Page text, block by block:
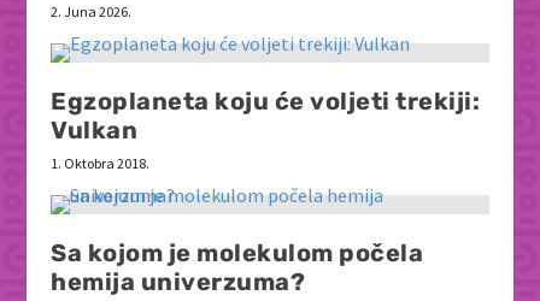
2. Juna 2026.
Egzoplaneta koju će voljeti trekiji:
Vulkan
1. Oktobra 2018.
Sa kojom je molekulom počela
hemija univerzuma?